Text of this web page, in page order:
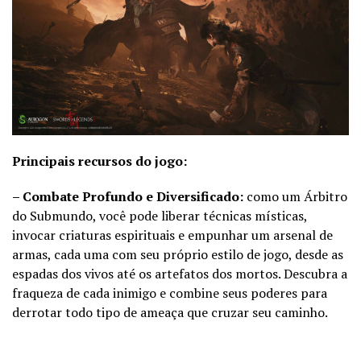
Principais recursos do jogo:
– Combate Profundo e Diversificado: como um Árbitro
do Submundo, você pode liberar técnicas místicas,
invocar criaturas espirituais e empunhar um arsenal de
armas, cada uma com seu próprio estilo de jogo, desde as
espadas dos vivos até os artefatos dos mortos. Descubra a
fraqueza de cada inimigo e combine seus poderes para
derrotar todo tipo de ameaça que cruzar seu caminho.